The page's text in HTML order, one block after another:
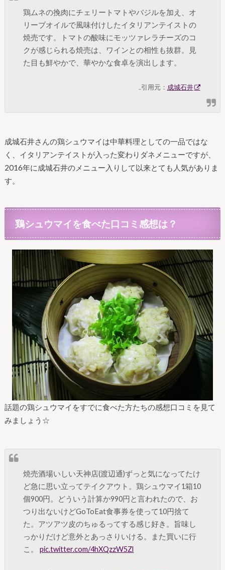
鶏ムネの挽肉にチェリートマトやバジルを加え、オ
リーブオイルで風味付けしたイタリアンテイストの
焼売です。トマトの酸味にモッツァレラチーズのコ
クが感じられる焼売は、ワインとの相性も抜群。見
た目も鮮やかで、華やかな食卓を演出します。
₋引用元： 成城石井
成城石井さんの鶏シュウマイは中華料理としての一品ではな
く、イタリアンテイストが入った変わりダネメニューですが、
2016年に成城石井のメニュー入りして以来とても人気がありま
す。
鶏シュウマイを食べた口コミ感想は？
話題の鶏シュウマイをすでに食べた方たちの感想口コミを見て
みましょう☆
焼売酒場いしい天神店(渡辺通)ずっと気になってたけ
ど急に思い立ってテイクアウト。鶏シュウマイ1箱10
個900円。どういう計算か990円と言われたので、お
つり出ないけどGoToEat食事券を使って10円捨て
た。アツアツ皮のちゅるってする感じ好き。旨味し
っかりだけど意外とあっさりいける。また買いに行
こ。pic.twitter.com/4hXQzzW5Zl